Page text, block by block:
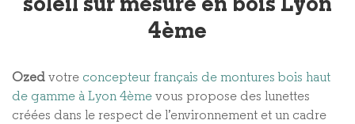
soleil sur mesure en bois Lyon
4ème
Ozed votre concepteur français de montures bois haut
de gamme à Lyon 4ème vous propose des lunettes
créées dans le respect de l’environnement et un cadre